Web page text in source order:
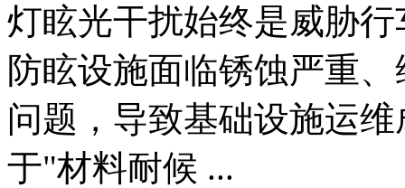
灯眩光干扰始终是威胁
防眩设施面临锈蚀严重
问题，导致基础设施运
于"材料耐候 ...